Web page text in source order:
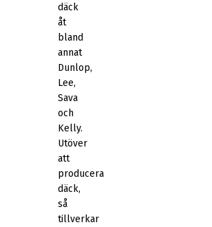
däck
åt
bland
annat
Dunlop,
Lee,
Sava
och
Kelly.
Utöver
att
producera
däck,
så
tillverkar